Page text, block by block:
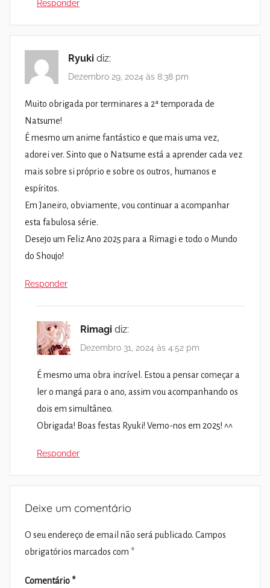
Responder
Ryuki diz:
Dezembro 29, 2024 às 8:38 pm
Muito obrigada por terminares a 2ª temporada de
Natsume!
É mesmo um anime fantástico e que mais uma vez,
adorei ver. Sinto que o Natsume está a aprender cada vez
mais sobre si próprio e sobre os outros, humanos e
espíritos.
Em Janeiro, obviamente, vou continuar a acompanhar
esta fabulosa série.
Desejo um Feliz Ano 2025 para a Rimagi e todo o Mundo
do Shoujo!
Responder
Rimagi diz:
Dezembro 31, 2024 às 4:52 pm
É mesmo uma obra incrível. Estou a pensar começar a
ler o mangá para o ano, assim vou acompanhando os
dois em simultâneo.
Obrigada! Boas festas Ryuki! Vemo-nos em 2025! ^^
Responder
Deixe um comentário
O seu endereço de email não será publicado. Campos
obrigatórios marcados com *
Comentário *